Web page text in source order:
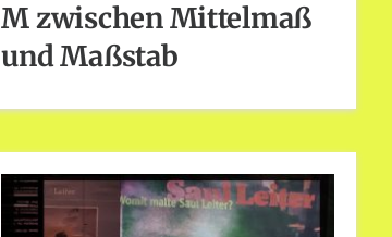
M zwischen Mittelmaß
und Maßstab